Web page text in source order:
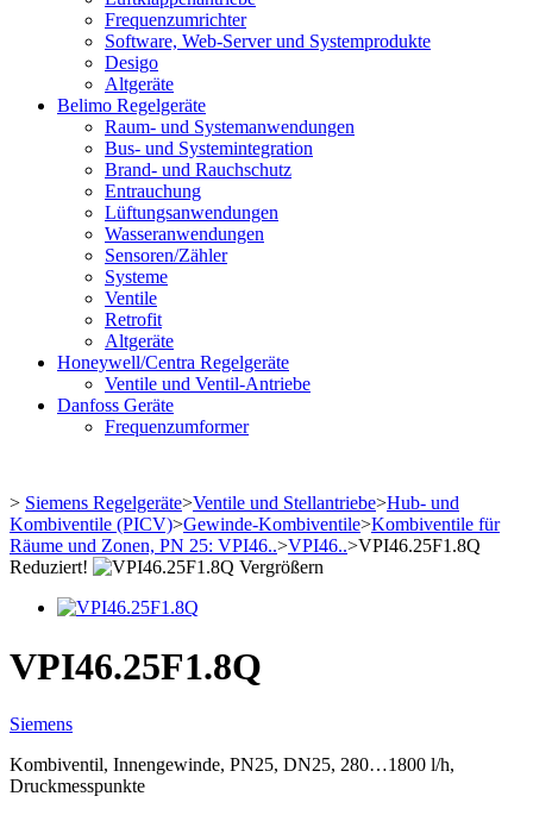
Frequenzumrichter
Software, Web-Server und Systemprodukte
Desigo
Altgeräte
Belimo Regelgeräte
Raum- und Systemanwendungen
Bus- und Systemintegration
Brand- und Rauchschutz
Entrauchung
Lüftungsanwendungen
Wasseranwendungen
Sensoren/Zähler
Systeme
Ventile
Retrofit
Altgeräte
Honeywell/Centra Regelgeräte
Ventile und Ventil-Antriebe
Danfoss Geräte
Frequenzumformer
> Siemens Regelgeräte>Ventile und Stellantriebe>Hub- und
Kombiventile (PICV)>Gewinde-Kombiventile>Kombiventile für
Räume und Zonen, PN 25: VPI46..>VPI46..>VPI46.25F1.8Q
Reduziert!
Vergrößern
VPI46.25F1.8Q
Siemens
Kombiventil, Innengewinde, PN25, DN25, 280…1800 l/h,
Druckmesspunkte